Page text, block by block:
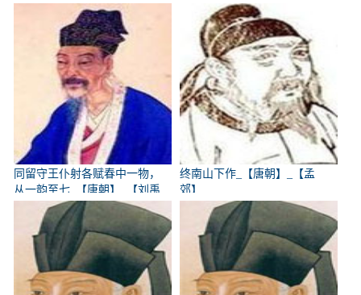
同留守王仆射各赋春中一物，
从一韵至七_【唐朝】_【刘禹
终南山下作_【唐朝】_【孟
郊】